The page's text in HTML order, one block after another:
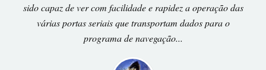
sido capaz de ver com facilidade e rapidez a operação das
várias portas seriais que transportam dados para o
programa de navegação...